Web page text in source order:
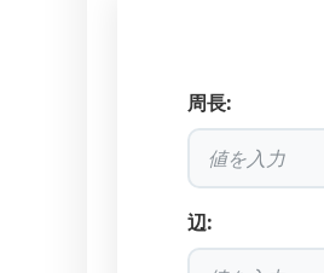
周長:
辺: